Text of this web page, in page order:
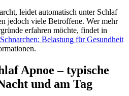
leidet automatisch unter Schlaf
jedoch viele Betroffene. Wer mehr
erfahren möchte, findet in
Schnarchen: Belastung für Gesundheit
Apnoe – typische
und am Tag